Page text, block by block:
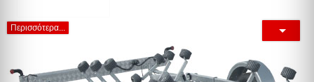
Περισσότερα...